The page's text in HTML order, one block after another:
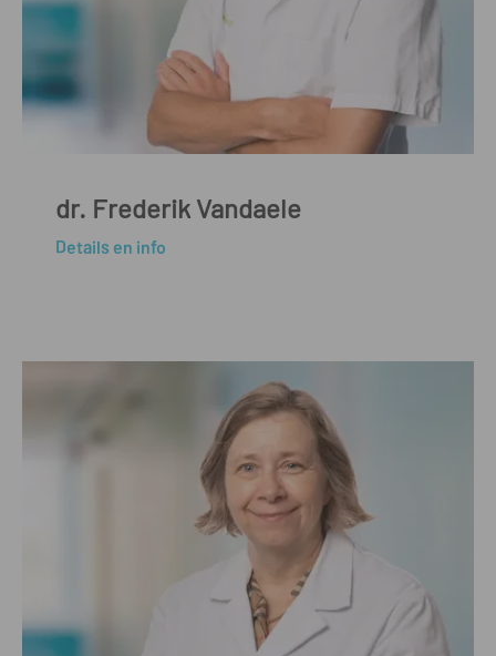
dr. Frederik Vandaele
Details en info